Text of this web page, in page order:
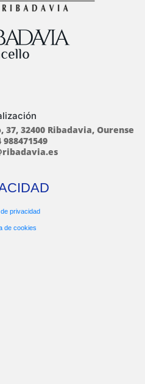
37, 32400 Ribadavia, Ourense
988471549
privacidad
de cookies